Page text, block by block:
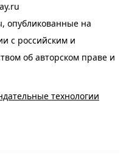
опубликованные на
с российским и
об авторском праве и
технологии